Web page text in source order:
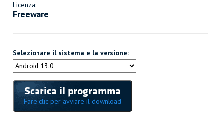
Licenza:
Freeware
Selezionare il sistema e la versione:
Scarica il programma
Fare clic per avviare il download